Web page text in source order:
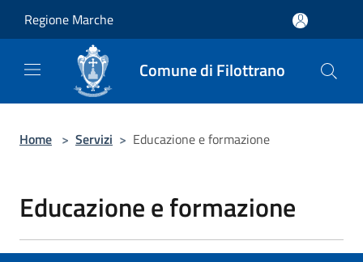
Regione Marche
Comune di Filottrano
Home > Servizi > Educazione e formazione
Educazione e formazione